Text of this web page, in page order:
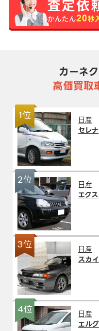
カーネ
高価買取
1位
日産
セレナ
2位
日産
エク
3位
日産
スカ
4位
日産
エル